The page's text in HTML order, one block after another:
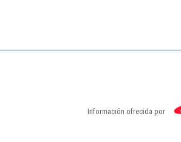
Información ofrecida por